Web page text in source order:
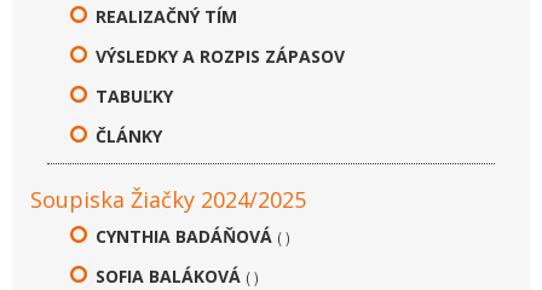
REALIZAČNÝ TÍM
VÝSLEDKY A ROZPIS ZÁPASOV
TABUĽKY
ČLÁNKY
Soupiska Žiačky 2024/2025
CYNTHIA BADÁŇOVÁ ( )
SOFIA BALÁKOVÁ ( )